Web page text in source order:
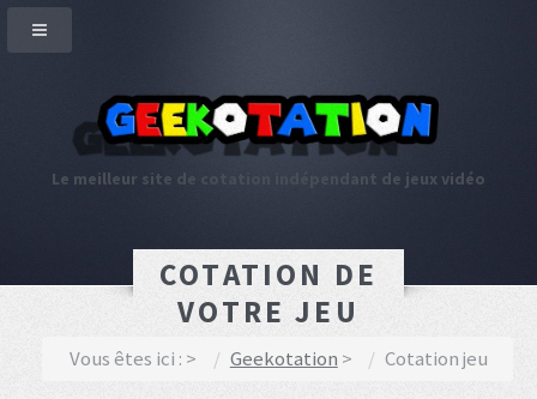
Le meilleur site de cotation indépendant de jeux vidéo
COTATION DE
VOTRE JEU
Vous êtes ici : Geekotation Cotation jeu